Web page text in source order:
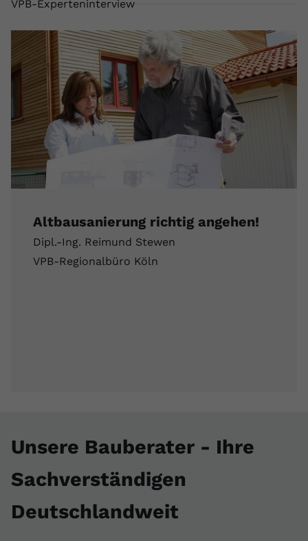
VPB-Experteninterview
Altbausanierung richtig angehen!
Dipl.-Ing. Reimund Stewen
VPB-Regionalbüro Köln
Unsere Bauberater - Ihre
Sachverständigen
Deutschlandweit